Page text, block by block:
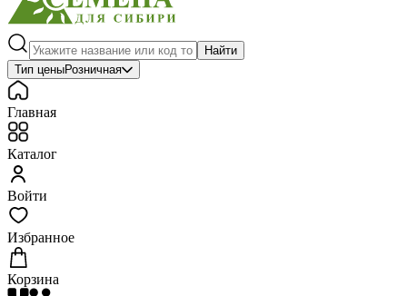
Найти
Тип ценыРозничная
Главная
Каталог
Войти
Избранное
Корзина